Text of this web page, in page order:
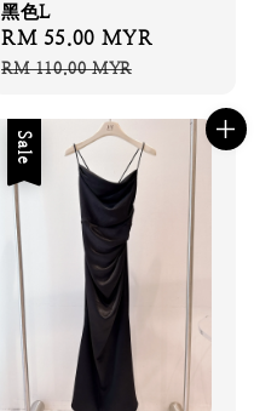
黑色L
Sale
price
RM 55.00 MYR
RM 110.00 MYR
Sale